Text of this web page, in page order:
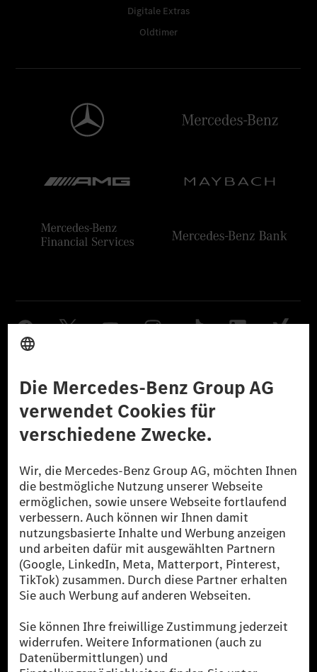
Digitale Extras
Oldtimer
Datenschutz Lizenzhinweise Dritter Barrierefreiheit
© 2026 Mercedes-Benz Group AG. Alle Rechte vorbehalten.
[1] Bilanziell CO₂-neutral bedeutet, dass nicht vermiedene oder nicht
reduzierte CO₂-Emissionen bei der Mercedes-Benz Group durch
zertifizierte Ausgleichsprojekte kompensiert werden.
[2] Renewable Charging ist ein integraler Bestandteil von MB.CHARGE
Public in Europa, den USA, Kanada und China. Sofern an der jeweiligen
Ladestation noch kein Strom aus erneuerbaren Energien vorliegt,
verwendet Renewable Charging Grünstromzertifikate*. Diese stellen
sicher, dass für Ladevorgänge über MB.CHARGE Public eine äquivalente
Strommenge aus erneuerbaren Energien ins Stromnetz eingespeist wird.
als sechs Jahre sind.
* Inkl. EKOenergy Ökolabel
* Die angegebenen Werte wurden nach dem vorgeschriebenen
Messverfahren WLTP (Worldwide harmonised Light vehicles Test